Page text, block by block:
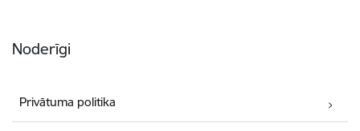
Noderīgi
Privātuma politika